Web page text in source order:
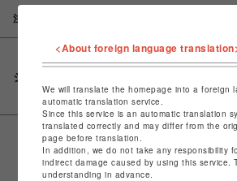
注意事項
シェアする
<About foreign language
We will translate the homepage into a foreign
automatic translation service.
Since this service is an automatic translation
translated correctly and may differ from the
page before translation.
In addition, we do not take any responsibility
indirect damage caused by using this service.
understanding in advance.